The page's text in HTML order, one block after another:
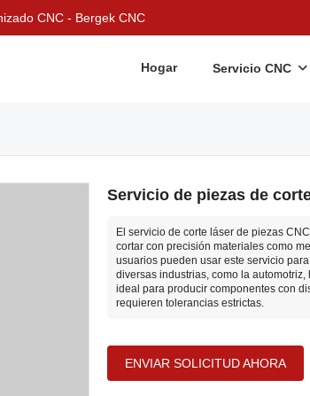
CNC - Bergek CNC
Hogar Servicio CNC
Servicio de piezas de
El servicio de corte láser de piezas
cortar con precisión materiales como
usuarios pueden usar este servicio
diversas industrias, como la
ideal para producir componentes con
requieren tolerancias estrictas.
ENVIAR SOLICITUD AHORA